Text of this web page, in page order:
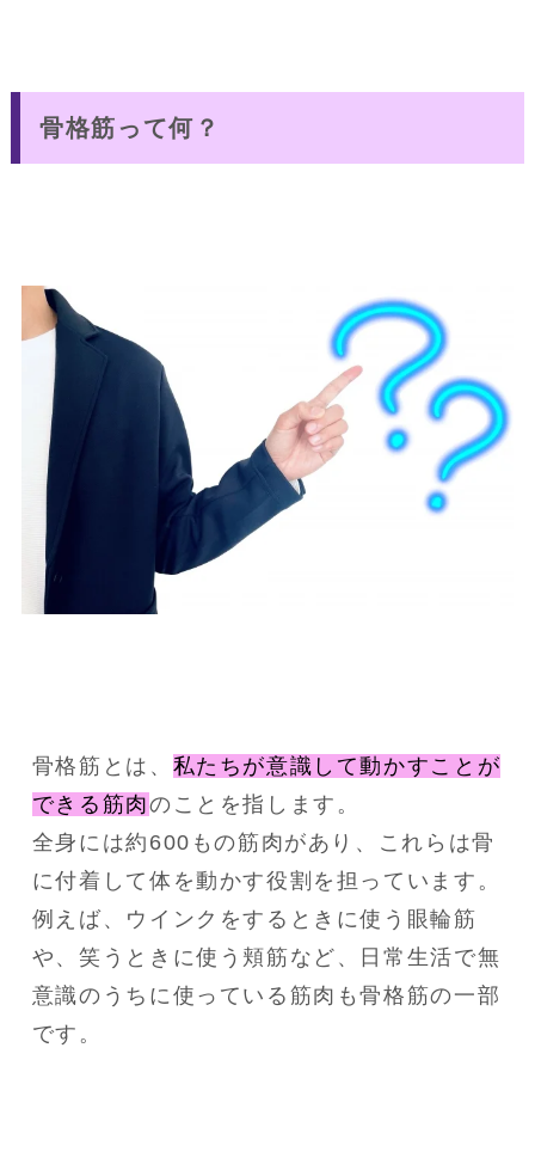
骨格筋って何？
骨格筋とは、 私たちが意識して動かすことが
できる筋肉のことを指します。
全身には約600もの筋肉があり、これらは骨
に付着して体を動かす役割を担っています。
例えば、ウインクをするときに使う眼輪筋
や、笑うときに使う頬筋など、日常生活で無
意識のうちに使っている筋肉も骨格筋の一部
です。